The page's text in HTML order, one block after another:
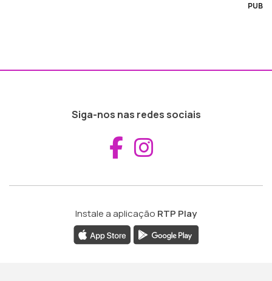
PUB
Siga-nos nas redes sociais
Aceder ao
Instale a aplicação RTP Play